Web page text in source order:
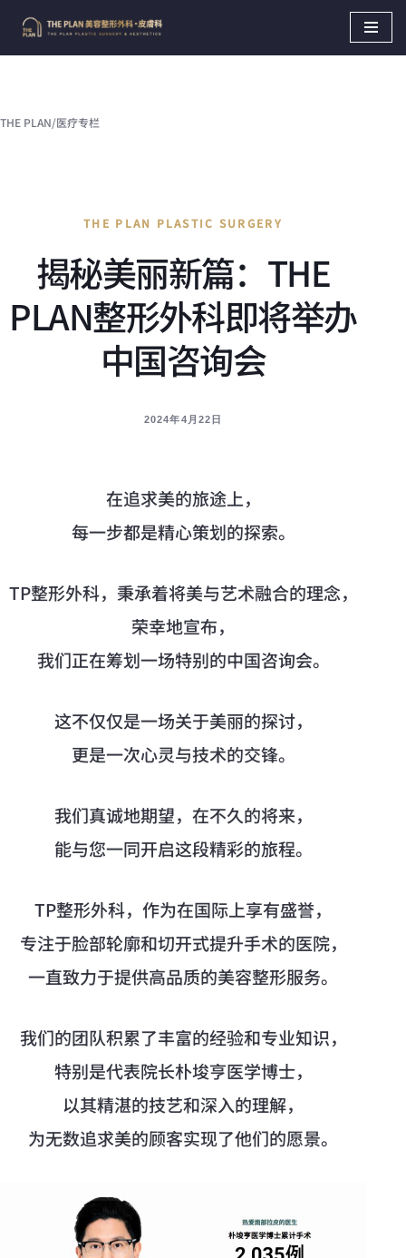
THE PLAN/医疗专栏
THE PLAN PLASTIC SURGERY
揭秘美丽新篇：THE
PLAN整形外科即将举办
中国咨询会
2024年4月22日
在追求美的旅途上，
每一步都是精心策划的探索。
TP整形外科，秉承着将美与艺术融合的理念，
荣幸地宣布，
我们正在筹划一场特别的中国咨询会。
这不仅仅是一场关于美丽的探讨，
更是一次心灵与技术的交锋。
我们真诚地期望，在不久的将来，
能与您一同开启这段精彩的旅程。
TP整形外科，作为在国际上享有盛誉，
专注于脸部轮廓和切开式提升手术的医院，
一直致力于提供高品质的美容整形服务。
我们的团队积累了丰富的经验和专业知识，
特别是代表院长朴埈亨医学博士，
以其精湛的技艺和深入的理解，
为无数追求美的顾客实现了他们的愿景。